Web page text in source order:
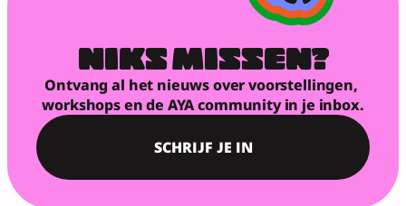
NIKS MISSEN?
Ontvang al het nieuws over voorstellingen,
workshops en de AYA community in je inbox.
SCHRIJF JE IN